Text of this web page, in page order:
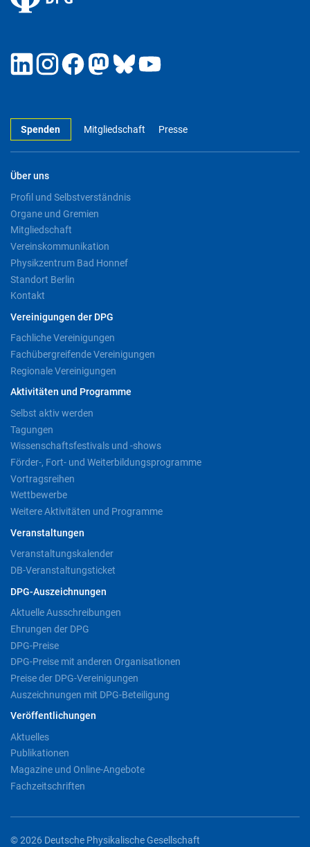
Spenden Mitgliedschaft Presse
Über uns
Profil und Selbstverständnis
Organe und Gremien
Mitgliedschaft
Vereinskommunikation
Physikzentrum Bad Honnef
Standort Berlin
Kontakt
Vereinigungen der DPG
Fachliche Vereinigungen
Fachübergreifende Vereinigungen
Regionale Vereinigungen
Aktivitäten und Programme
Selbst aktiv werden
Tagungen
Wissenschaftsfestivals und -shows
Förder-, Fort- und Weiterbildungsprogramme
Vortragsreihen
Wettbewerbe
Weitere Aktivitäten und Programme
Veranstaltungen
Veranstaltungskalender
DB-Veranstaltungsticket
DPG-Auszeichnungen
Aktuelle Ausschreibungen
Ehrungen der DPG
DPG-Preise
DPG-Preise mit anderen Organisationen
Preise der DPG-Vereinigungen
Auszeichnungen mit DPG-Beteiligung
Veröffentlichungen
Aktuelles
Publikationen
Magazine und Online-Angebote
Fachzeitschriften
© 2026 Deutsche Physikalische Gesellschaft